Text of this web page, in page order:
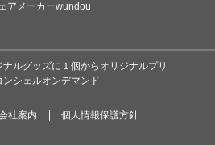
アメーカーwundou
ルグッズに１個からオリジナルプリ
シェルオンデマンド
社案内 個人情報保護方針